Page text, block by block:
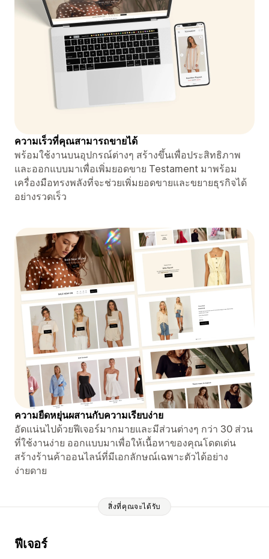
ความเร็วที่คุณสามารถขายได้
พร้อมใช้งานบนอุปกรณ์ต่างๆ สร้างขึ้นเพื่อประสิทธิภาพ
และออกแบบมาเพื่อเพิ่มยอดขาย Testament มาพร้อม
เครื่องมือทรงพลังที่จะช่วยเพิ่มยอดขายและขยายธุรกิจได้
อย่างรวดเร็ว
ความยืดหยุ่นผสานกับความเรียบง่าย
อัดแน่นไปด้วยฟีเจอร์มากมายและมีส่วนต่างๆ กว่า 30 ส่วน
ที่ใช้งานง่าย ออกแบบมาเพื่อให้เนื้อหาของคุณโดดเด่น
สร้างร้านค้าออนไลน์ที่มีเอกลักษณ์เฉพาะตัวได้อย่าง
ง่ายดาย
สิ่งที่คุณจะได้รับ
ฟีเจอร์